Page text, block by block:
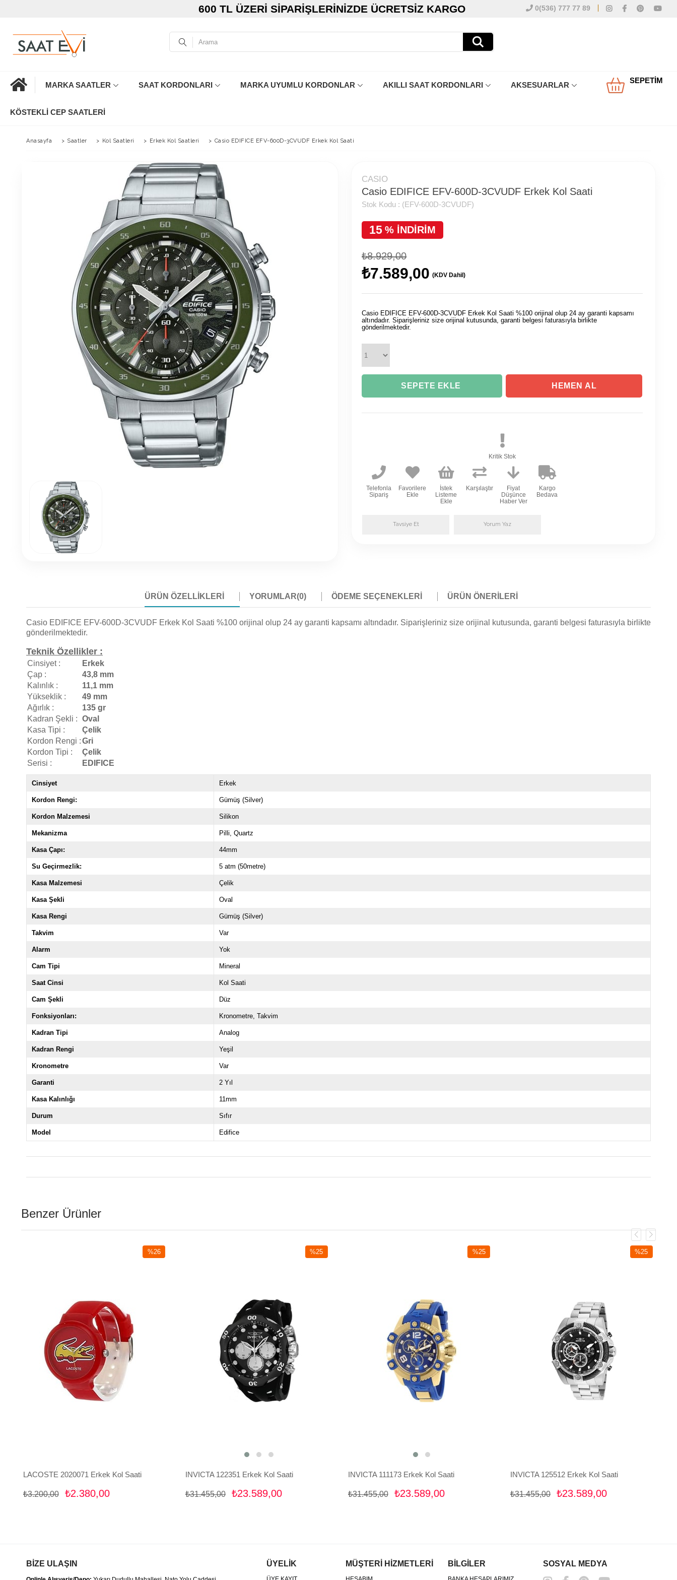
600 TL ÜZERI SIPARIŞLERINIZDE ÜCRETSIZ KARGO 0(536) 777 77 89
SEPETIM
MARKA SAATLER SAAT KORDONLARI MARKA UYUMLU KORDONLAR AKILLI SAAT KORDONLARI AKSESUARLAR
KÖSTEKLI CEP SAATLERI
Anasayfa > Saatler > Kol Saatleri > Erkek Kol Saatleri > Casio EDIFICE EFV-600D-3CVUDF Erkek Kol Saati
CASIO
Casio EDIFICE EFV-600D-3CVUDF Erkek Kol Saati
Stok Kodu : (EFV-600D-3CVUDF)
%
15 İNDIRIM
₺8.929,00
₺7.589,00 (KDV Dahil)
Casio EDIFICE EFV-600D-3CVUDF Erkek Kol Saati %100 orijinal olup 24 ay garanti kapsamı
altındadır. Siparişleriniz size orijinal kutusunda, garanti belgesi faturasıyla birlikte
gönderilmektedir.
Kritik Stok
Telefonla
Sipariş
Favorilere
Ekle
İstek
Listeme
Ekle
Karşılaştır
Fiyat
Düşünce
Haber Ver
Kargo
Bedava
Tavsiye Et Yorum Yaz
ÜRÜN ÖZELLIKLERI YORUMLAR(0) ÖDEME SEÇENEKLERI ÜRÜN ÖNERILERI
Casio EDIFICE EFV-600D-3CVUDF Erkek Kol Saati %100 orijinal olup 24 ay garanti kapsamı altındadır. Siparişleriniz size orijinal kutusunda, garanti belgesi faturasıyla birlikte
gönderilmektedir.
Teknik Özellikler :
Cinsiyet :
Erkek
Çap :
43,8 mm
Kalınlık :
11,1 mm
Yükseklik :
49 mm
Ağırlık :
135 gr
Kadran Şekli : Oval
Kasa Tipi :
Çelik
Kordon Rengi :Gri
Kordon Tipi :
Çelik
Serisi :
EDIFICE
Cinsiyet Erkek
Kordon Rengi: Gümüş (Silver)
Kordon Malzemesi Silikon
Mekanizma Pilli Quartz
Kasa Çapı: 44mm
Su Geçirmezlik: 5 atm (50metre)
Kasa Malzemesi Çelik
Kasa Şekli Oval
Kasa Rengi Gümüş (Silver)
Takvim Var
Alarm Yok
Cam Tipi Mineral
Saat Cinsi Kol Saati
Cam Şekli Düz
Fonksiyonları: Kronometre Takvim
Kadran Tipi Analog
Kadran Rengi Yeşil
Kronometre Var
Garanti 2 Yıl
Kasa Kalınlığı 11mm
Durum Sıfır
Model Edifice
Benzer Ürünler
LACOSTE 2020071 Erkek Kol Saati
₺2.380,00
₺3.200,00
%26
INVICTA 122351 Erkek Kol Saati
₺23.589,00
₺31.455,00
%25
INVICTA 111173 Erkek Kol Saati
₺23.589,00
₺31.455,00
%25
INVICTA 125512 Erkek Kol Saati
₺23.589,00
₺31.455,00
%25
BİZE ULAŞIN ÜYELİK MÜŞTERİ HİZMETLERİ BİLGİLER SOSYAL MEDYA